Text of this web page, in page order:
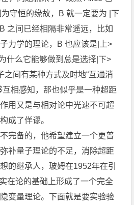
守恒的缘故，B 就一定要为 |下
之间已经相隔非常遥远，比如
力学的理论，B 也应该是|上>
什么它能够做到总是选择|下>
之间有某种方式及时地“互通消
互相感知，那也似乎是一种超距
用又是与相对论中光速不可超
成了佯谬。
完备的，他希望建立一个更普
补量子理论的不足，消除超距
的继承人，玻姆在1952年在引
在论的基础上形成了一个完全
变量理论。下面就是要实验验